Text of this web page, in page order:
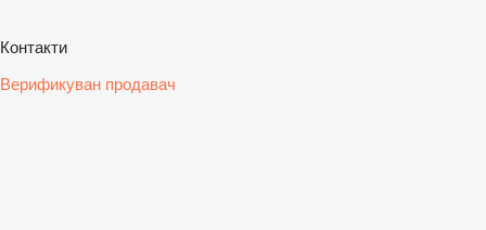
Контакти
Верификуван продавач